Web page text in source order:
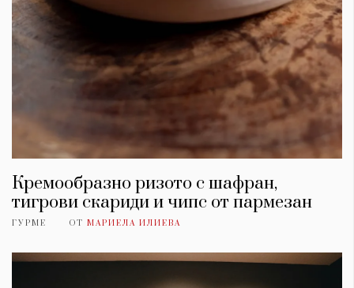
Кремообразно ризото с шафран,
тигрови скариди и чипс от пармезан
ГУРМЕ ОТ МАРИЕЛА ИЛИЕВА